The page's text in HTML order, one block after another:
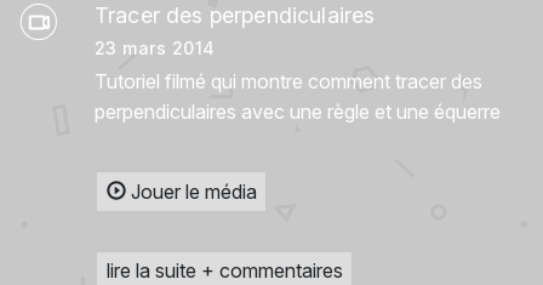
Tracer des perpendiculaires
23 mars 2014
Tutoriel filmé qui montre comment tracer des
perpendiculaires avec une règle et une équerre
Jouer le média
lire la suite + commentaires